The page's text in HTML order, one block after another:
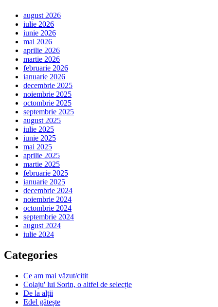
august 2026
iulie 2026
iunie 2026
mai 2026
aprilie 2026
martie 2026
februarie 2026
ianuarie 2026
decembrie 2025
noiembrie 2025
octombrie 2025
septembrie 2025
august 2025
iulie 2025
iunie 2025
mai 2025
aprilie 2025
martie 2025
februarie 2025
ianuarie 2025
decembrie 2024
noiembrie 2024
octombrie 2024
septembrie 2024
august 2024
iulie 2024
Categories
Ce am mai văzut/citit
Colaju' lui Sorin, o altfel de selecție
De la alții
Edel gătește